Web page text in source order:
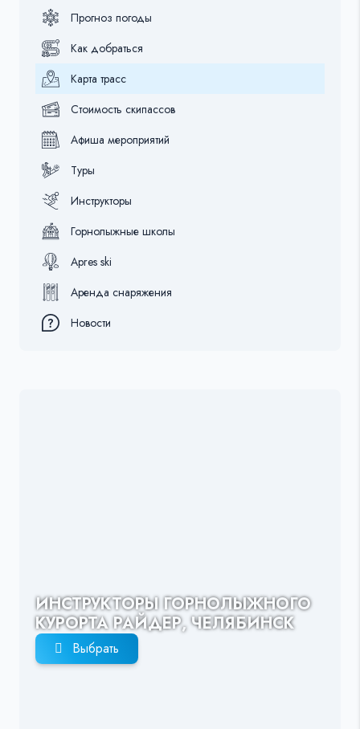
Прогноз погоды
Как добраться
Карта трасс
Стоимость скипассов
Афиша мероприятий
Туры
Инструкторы
Горнолыжные школы
Apres ski
Аренда снаряжения
Новости
ИНСТРУКТОРЫ ГОРНОЛЫЖНОГО
КУРОРТА РАЙДЕР, ЧЕЛЯБИНСК
Выбрать